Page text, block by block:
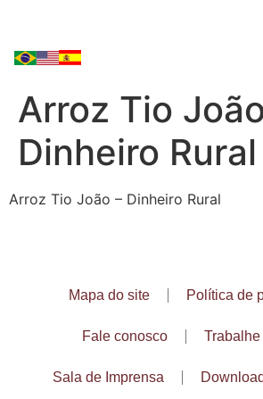
Arroz Tio
Dinheiro Rural
Arroz Tio João – Dinheiro Rural
Mapa do site Política de
Fale conosco
Sala de Imprensa